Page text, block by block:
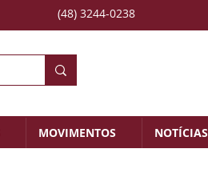
(48) 3244-0238
MOVIMENTOS NOTÍCIAS